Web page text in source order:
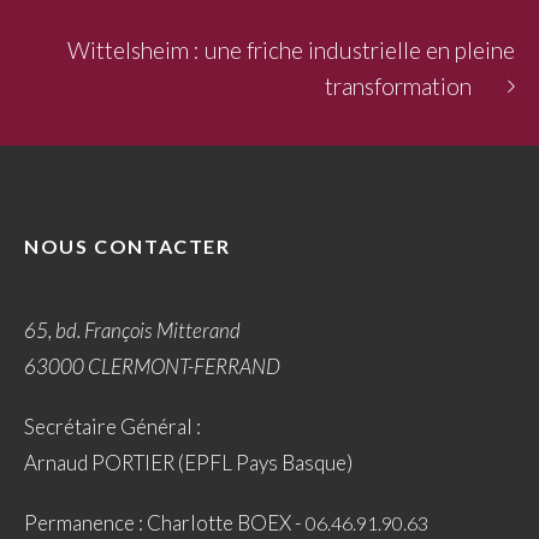
Wittelsheim : une friche industrielle en pleine
transformation
NOUS CONTACTER
65, bd. François Mitterand
63000 CLERMONT-FERRAND
Secrétaire Général :
Arnaud PORTIER (EPFL Pays Basque)
Permanence : Charlotte BOEX -06.46.91.90.63